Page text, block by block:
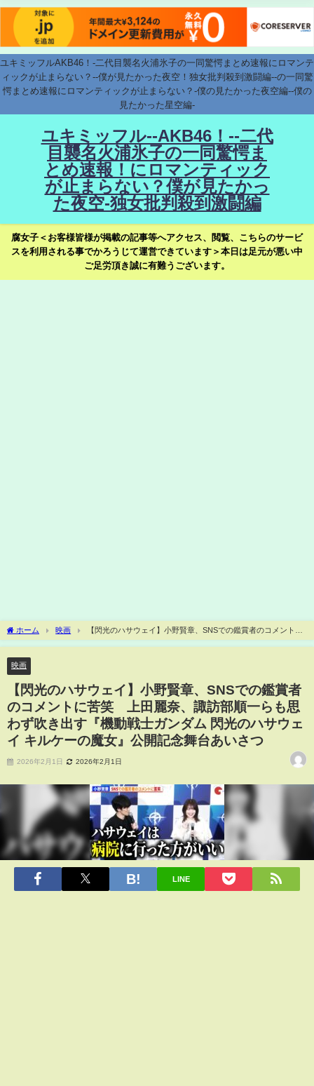
ユキミッフルAKB46！-二代目襲名火浦氷子の一同驚愕まとめ速報にロマンテ
ィックが止まらない？--僕が見たかった夜空！独女批判殺到激闘編--の一同驚
愕まとめ速報にロマンティックが止まらない？-僕の見たかった夜空編--僕の
見たかった星空編-
ユキミッフル--AKB46！--二代
目襲名火浦氷子の一同驚愕ま
とめ速報！にロマンティック
が止まらない？僕が見たかっ
た夜空-独女批判殺到激闘編
腐女子＜お客様皆様が掲載の記事等へアクセス、閲覧、こちらのサービ
スを利用される事でかろうじて運営できています＞本日は足元が悪い中
ご足労頂き誠に有難うございます。
ホーム 映画
【閃光のハサウェイ】小野賢章、SNSでの鑑賞者のコメントに
苦笑 上田麗奈、諏訪部順一らも思わず吹き出す『機動戦士ガンダム 閃光のハサウェ
映画
【閃光のハサウェイ】小野賢章、SNSでの鑑賞者
のコメントに苦笑 上田麗奈、諏訪部順一らも思
わず吹き出す『機動戦士ガンダム 閃光のハサウェ
イ キルケーの魔女』公開記念舞台あいさつ
2026年2月1日 2026年2月1日
LINE